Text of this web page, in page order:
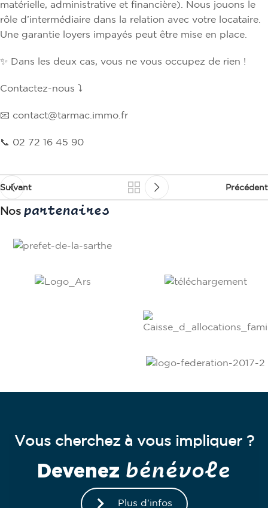
matérielle, administrative et financière). Nous jouons le
rôle d’intermédiaire dans la relation avec votre locataire.
Une garantie loyers impayés peut être mise en place.
✨ Dans les deux cas, vous ne vous occupez de rien !
Contactez-nous ⤵️
📧 contact@tarmac.immo.fr
📞 02 72 16 45 90
Suivant Précédent
Nos partenaires
Vous cherchez à vous impliquer ?
Devenez bénévole
Plus d'infos